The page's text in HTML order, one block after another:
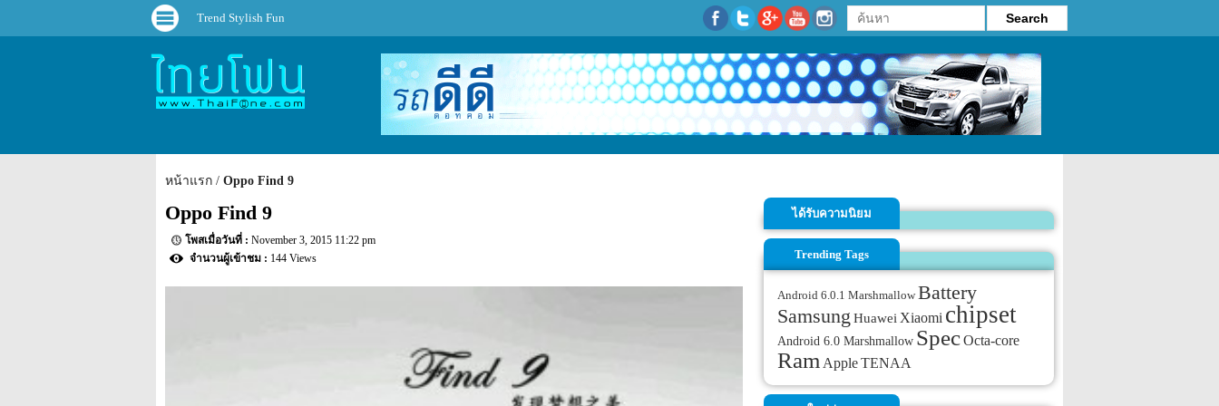
Trend Stylish Fun
หน้าแรก Oppo Find 9
Oppo Find 9
November 3, 2015 11:22 pm
144 Views
ได้รับความนิยม
Trending Tags
Android 6.0.1 Marshmallow Battery
Samsung Huawei Xiaomi chipset
Android 6.0 Marshmallow SpecOcta-core
Ram AppleTENAA